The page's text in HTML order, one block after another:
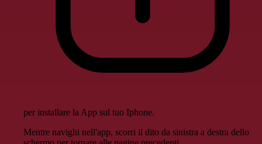
per installare la App sul tuo Iphone.
Mentre navighi nell'app, scorri il dito da sinistra a destra dello